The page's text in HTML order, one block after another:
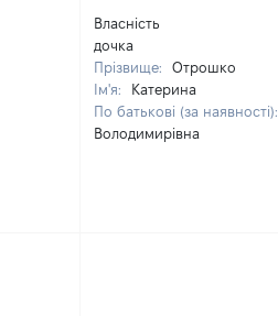
Власність
дочка
Прізвище:
Отрошко
Ім'я:
Катерина
По батькові (за наявності):
Володимирівна